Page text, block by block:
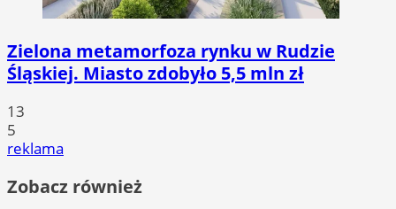
Zielona metamorfoza rynku w Rudzie
Śląskiej. Miasto zdobyło 5,5 mln zł
13
5
reklama
Zobacz również